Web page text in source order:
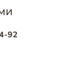
92